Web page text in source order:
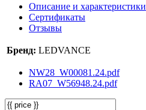
Описание и характеристики
Сертификаты
Отзывы
Бренд: LEDVANCE
NW28_W00081.24.pdf
RA07_W56948.24.pdf